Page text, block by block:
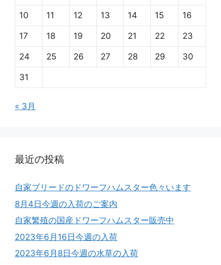
10 11 12 13 14 15 16
17 18 19 20 21 22 23
24 25 26 27 28 29 30
31
« 3月
最近の投稿
自家ブリードのドワーフハムスター色々います
8月4日今週の入荷のご案内
自家繁殖の国産ドワーフハムスター販売中
2023年6月16日今週の入荷
2023年6月8日今週の水草の入荷